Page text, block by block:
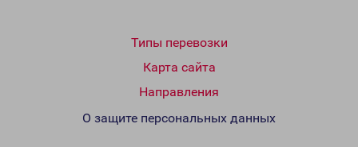
Типы перевозки
Карта сайта
Направления
О защите персональных данных